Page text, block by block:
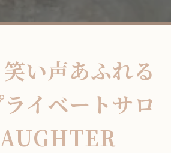
い声あふれる
イベートサロ